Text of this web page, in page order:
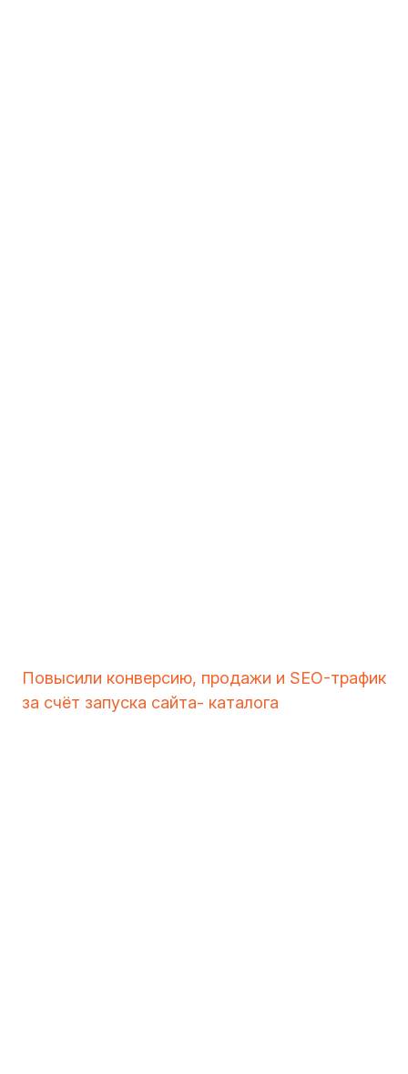
Повысили конверсию, продажи и SEO-трафик
за счёт запуска сайта- каталога